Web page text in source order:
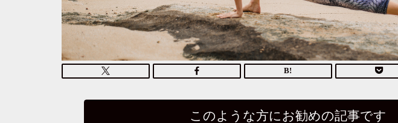
このような方にお勧めの記事です